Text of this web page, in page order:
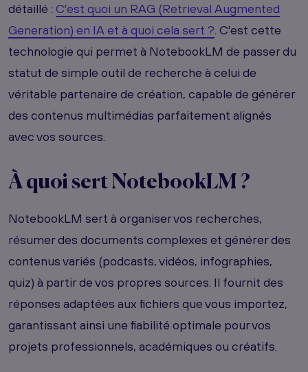
détaillé : C'est quoi un RAG (Retrieval Augmented
Generation) en IA et à quoi cela sert ?. C'est cette
technologie qui permet à NotebookLM de passer du
statut de simple outil de recherche à celui de
véritable partenaire de création, capable de générer
des contenus multimédias parfaitement alignés
avec vos sources.
À quoi sert NotebookLM ?
NotebookLM sert à organiser vos recherches,
résumer des documents complexes et générer des
contenus variés (podcasts, vidéos, infographies,
quiz) à partir de vos propres sources. Il fournit des
réponses adaptées aux fichiers que vous importez,
garantissant ainsi une fiabilité optimale pour vos
projets professionnels, académiques ou créatifs.